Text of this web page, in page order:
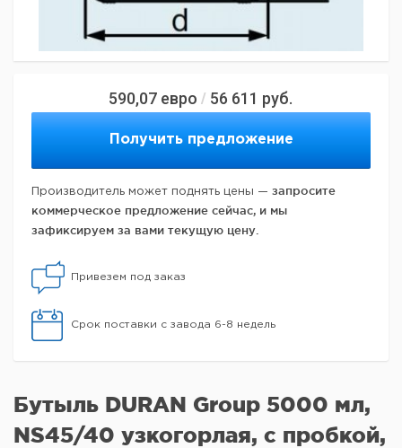
590,07 евро / 56 611 руб.
Получить предложение
Производитель может поднять цены — запросите
коммерческое предложение сейчас, и мы
зафиксируем за вами текущую цену.
Привезем под заказ
Срок поставки с завода 6-8 недель
Бутыль DURAN Group 5000 мл,
NS45/40 узкогорлая, с пробкой,